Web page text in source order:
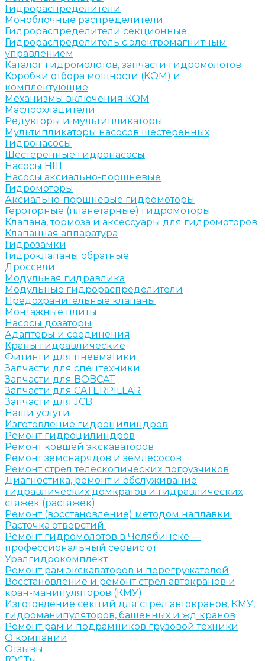
Гидрораспределители
Моноблочные распределители
Гидрораспределители секционные
Гидрораспределитель с электромагнитным
управлением
Каталог гидромолотов, запчасти гидромолотов
Коробки отбора мощности (КОМ) и
комплектующие
Механизмы включения КОМ
Маслоохладители
Редукторы и мультипликаторы
Мультипликаторы насосов шестеренных
Гидронасосы
Шестеренные гидронасосы
Насосы НШ
Насосы аксиально-поршневые
Гидромоторы
Аксиально-поршневые гидромоторы
Героторные (планетарные) гидромоторы
Клапана, тормоза и аксессуары для гидромоторов
Клапанная аппаратура
Гидрозамки
Гидроклапаны обратные
Дроссели
Модульная гидравлика
Модульные гидрораспределители
Предохранительные клапаны
Монтажные плиты
Насосы дозаторы
Адаптеры и соединения
Краны гидравлические
Фитинги для пневматики
Запчасти для спецтехники
Запчасти для BOBCAT
Запчасти для CATERPILLAR
Запчасти для JCB
Наши услуги
Изготовление гидроцилиндров
Ремонт гидроцилиндров
Ремонт ковшей экскаваторов
Ремонт земснарядов и землесосов
Ремонт стрел телескопических погрузчиков
Диагностика, ремонт и обслуживание
гидравлических домкратов и гидравлических
стяжек (растяжек).
Ремонт (восстановление) методом наплавки.
Расточка отверстий.
Ремонт гидромолотов в Челябинске —
профессиональный сервис от
Уралгидрокомплект
Ремонт рам экскаваторов и перегружателей
Восстановление и ремонт стрел автокранов и
кран-манипуляторов (КМУ)
Изготовление секций для стрел автокранов, КМУ,
гидроманипуляторов, башенных и жд кранов
Ремонт рам и подрамников грузовой техники
О компании
Отзывы